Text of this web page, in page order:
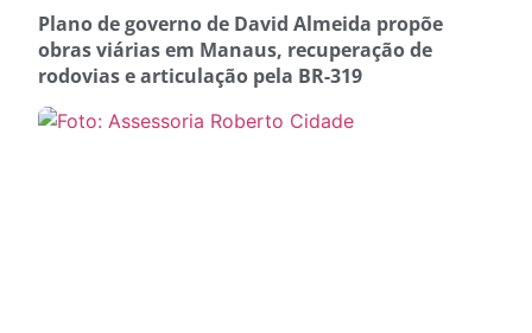
Plano de governo de David Almeida propõe
obras viárias em Manaus, recuperação de
rodovias e articulação pela BR-319